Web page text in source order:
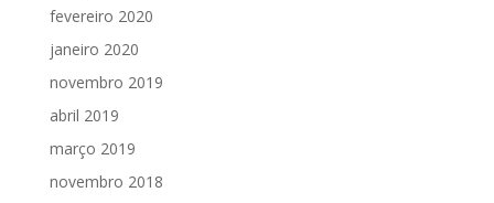
fevereiro 2020
janeiro 2020
novembro 2019
abril 2019
março 2019
novembro 2018